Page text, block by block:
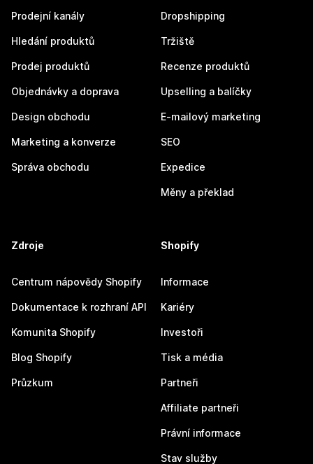
Prodejní kanály
Hledání produktů
Prodej produktů
Objednávky a doprava
Design obchodu
Marketing a konverze
Správa obchodu
Dropshipping
Tržiště
Recenze produktů
Upselling a balíčky
E-mailový marketing
SEO
Expedice
Měny a překlad
Zdroje
Centrum nápovědy Shopify
Dokumentace k rozhraní API
Komunita Shopify
Blog Shopify
Průzkum
Shopify
Informace
Kariéry
Investoři
Tisk a média
Partneři
Affiliate partneři
Právní informace
Stav služby